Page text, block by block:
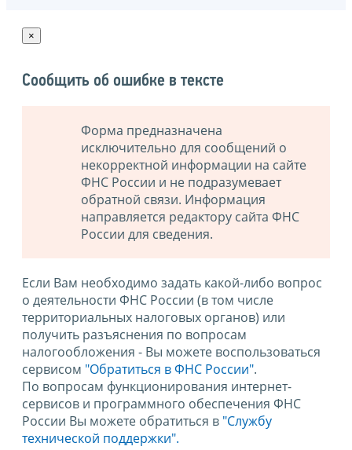
×
Сообщить об ошибке в тексте
Форма предназначена
исключительно для сообщений о
некорректной информации на сайте
ФНС России и не подразумевает
обратной связи. Информация
направляется редактору сайта ФНС
России для сведения.
Если Вам необходимо задать какой-либо вопрос
о деятельности ФНС России (в том числе
территориальных налоговых органов) или
получить разъяснения по вопросам
налогообложения - Вы можете воспользоваться
сервисом "Обратиться в ФНС России".
По вопросам функционирования интернет-
сервисов и программного обеспечения ФНС
России Вы можете обратиться в "Службу
технической поддержки".